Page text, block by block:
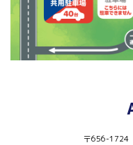
〒656-1724